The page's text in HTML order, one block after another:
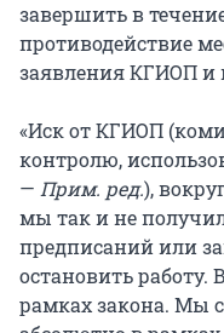
завершить в
противодействие
заявления КГИОП и
«Иск от КГИОП
контролю,
— Прим. ред.),
мы так и не
предписаний или
остановить работу.
рамках закона. Мы